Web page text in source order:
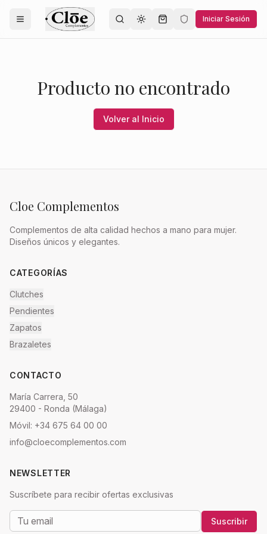
Toggle theme Iniciar Sesión
Producto no encontrado
Volver al Inicio
Cloe Complementos
Complementos de alta calidad hechos a mano para mujer.
Diseños únicos y elegantes.
CATEGORÍAS
Clutches
Pendientes
Zapatos
Brazaletes
CONTACTO
María Carrera, 50
29400 - Ronda (Málaga)
Móvil: +34 675 64 00 00
info@cloecomplementos.com
NEWSLETTER
Suscríbete para recibir ofertas exclusivas
Suscribir